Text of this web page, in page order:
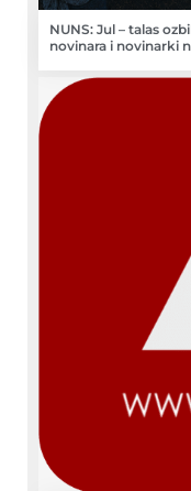
NUNS: Jul – talas
novinara i novinarki